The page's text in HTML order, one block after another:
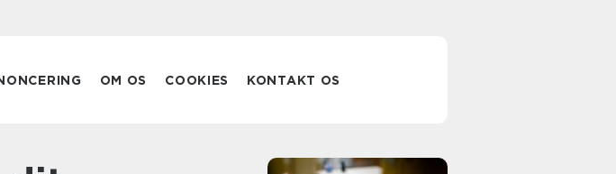
OM OS COOKIES KONTAKT OS